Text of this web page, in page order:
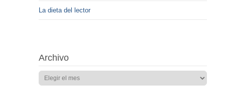
La dieta del lector
Archivo